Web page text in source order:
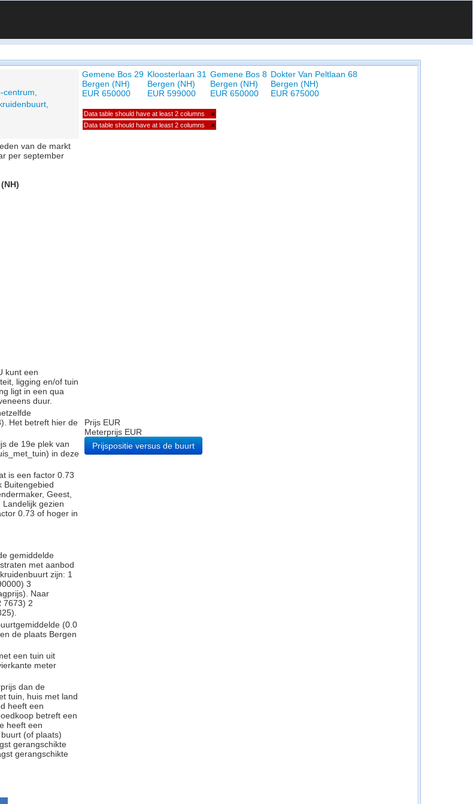
van de markt
per september
kunt een
ligging en/of tuin
ligt in een qua
duur.
Het betreft hier de
de 19e plek van
in deze
is een factor 0.73
Buitengebied
Geest,
gezien
0.73 of hoger in
gemiddelde
met aanbod
zijn: 1
3
Naar
7673) 2
(0.0
de plaats Bergen
een tuin uit
meter
dan de
tuin, huis met land
heeft een
betreft een
heeft een
(of plaats)
gerangschikte
gerangschikte
Gemene Bos 29
Bergen (NH)
EUR 650000
Kloosterlaan 31
Bergen (NH)
EUR 599000
Gemene Bos 8
Bergen (NH)
EUR 650000
Dokter Van Peltlaan 68
Bergen (NH)
EUR 675000
Data table should have at least 2 columns ×
Data table should have at least 2 columns ×
Prijs EUR
Meterprijs EUR
Prijspositie versus de buurt